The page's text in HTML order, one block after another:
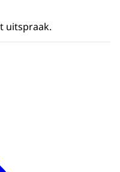
uitspraak.